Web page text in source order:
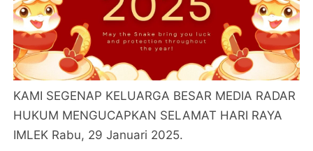
KAMI SEGENAP KELUARGA BESAR MEDIA RADAR
HUKUM MENGUCAPKAN SELAMAT HARI RAYA
IMLEK Rabu, 29 Januari 2025.